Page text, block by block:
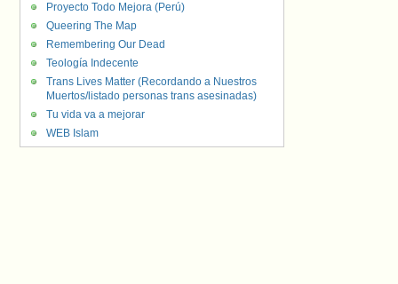
Proyecto Todo Mejora (Perú)
Queering The Map
Remembering Our Dead
Teología Indecente
Trans Lives Matter (Recordando a Nuestros
Muertos/listado personas trans asesinadas)
Tu vida va a mejorar
WEB Islam